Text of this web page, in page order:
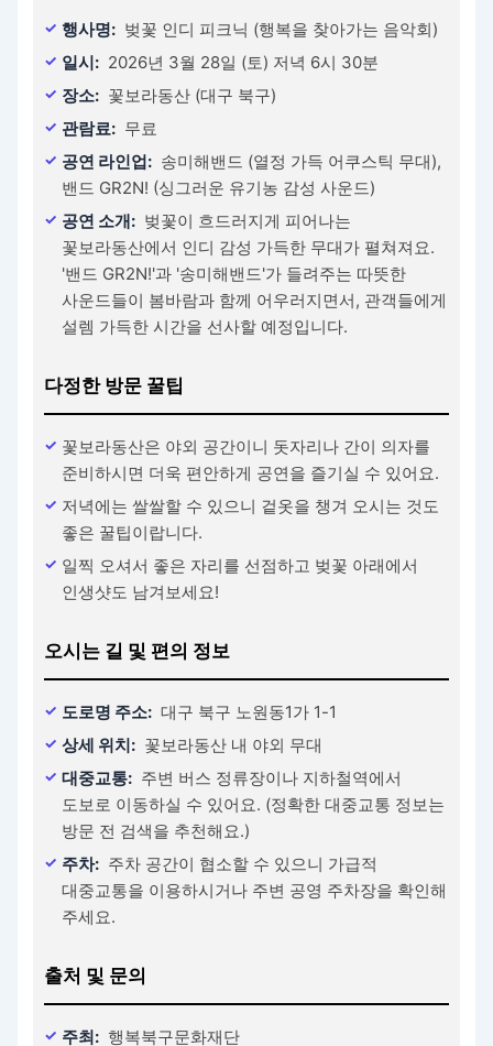
행사명: 벚꽃 인디 피크닉 (행복을 찾아가는 음악회)
일시: 2026년 3월 28일 (토) 저녁 6시 30분
장소: 꽃보라동산 (대구 북구)
관람료: 무료
공연 라인업: 송미해밴드 (열정 가득 어쿠스틱 무대),
밴드 GR2N! (싱그러운 유기농 감성 사운드)
공연 소개: 벚꽃이 흐드러지게 피어나는
꽃보라동산에서 인디 감성 가득한 무대가 펼쳐져요.
'밴드 GR2N!'과 '송미해밴드'가 들려주는 따뜻한
사운드들이 봄바람과 함께 어우러지면서, 관객들에게
설렘 가득한 시간을 선사할 예정입니다.
다정한 방문 꿀팁
꽃보라동산은 야외 공간이니 돗자리나 간이 의자를
준비하시면 더욱 편안하게 공연을 즐기실 수 있어요.
저녁에는 쌀쌀할 수 있으니 겉옷을 챙겨 오시는 것도
좋은 꿀팁이랍니다.
일찍 오셔서 좋은 자리를 선점하고 벚꽃 아래에서
인생샷도 남겨보세요!
오시는 길 및 편의 정보
도로명 주소: 대구 북구 노원동1가 1-1
상세 위치: 꽃보라동산 내 야외 무대
대중교통: 주변 버스 정류장이나 지하철역에서
도보로 이동하실 수 있어요. (정확한 대중교통 정보는
방문 전 검색을 추천해요.)
주차: 주차 공간이 협소할 수 있으니 가급적
대중교통을 이용하시거나 주변 공영 주차장을 확인해
주세요.
출처 및 문의
주최: 행복북구문화재단